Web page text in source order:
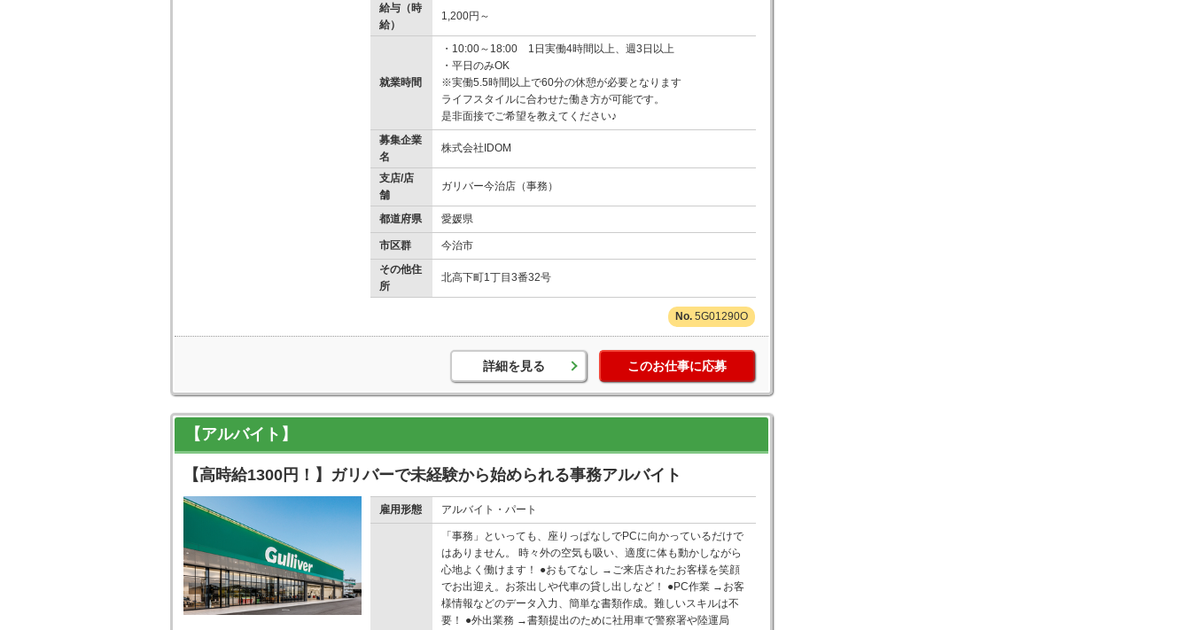
給与（時
給）
1,200円～
就業時間
・10:00～18:00 1日実働4時間以上、週3日以上
・平日のみOK
※実働5.5時間以上で60分の休憩が必要となります
ライフスタイルに合わせた働き方が可能です。
是非面接でご希望を教えてください♪
募集企業
名
株式会社IDOM
支店/店
舗
ガリバー今治店（事務）
都道府県 愛媛県
市区群
今治市
その他住
所
北高下町1丁目3番32号
5G01290O
詳細を見る このお仕事に応募
【アルバイト】
【高時給1300円！】ガリバーで未経験から始められる事務アルバイト
雇用形態 アルバイト・パート
「事務」といっても、座りっぱなしでPCに向かっているだけで
はありません。 時々外の空気も吸い、適度に体も動かしながら
心地よく働けます！ ●おもてなし →ご来店されたお客様を笑顔
でお出迎え。お茶出しや代車の貸し出しなど！ ●PC作業 →お客
様情報などのデータ入力、簡単な書類作成。難しいスキルは不
要！ ●外出業務 →書類提出のために社用車で警察署や陸運局